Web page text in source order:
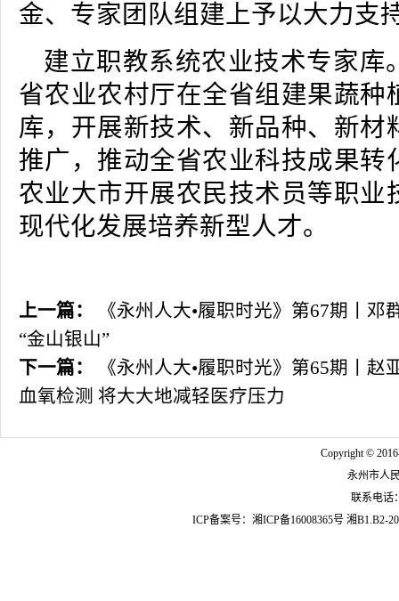
金、专家团队组建上予以大力支
建立职教系统农业技术专家库
省农业农村厅在全省组建果蔬种
库，开展新技术、新品种、新材
推广，推动全省农业科技成果转
农业大市开展农民技术员等职业
现代化发展培养新型人才。
上一篇：
《永州人大•履职时光》第67期丨邓
“金山银山”
下一篇：
《永州人大•履职时光》第65期丨
血氧检测 将大大地减轻医疗压力
Copyright ©
永州市人
联系电话
ICP备案号： 湘ICP备16008365号 湘B1.B2-